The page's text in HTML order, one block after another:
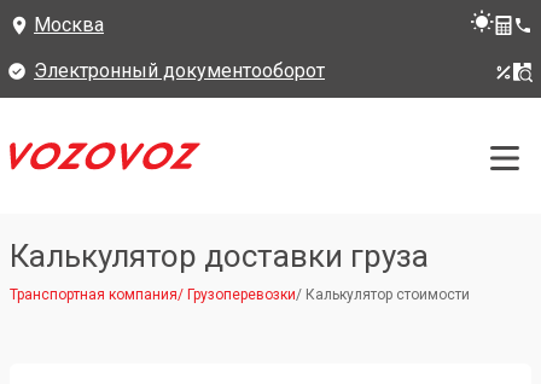
Москва
Электронный документооборот
Калькулятор доставки груза
Транспортная компания/ Грузоперевозки/ Калькулятор стоимости